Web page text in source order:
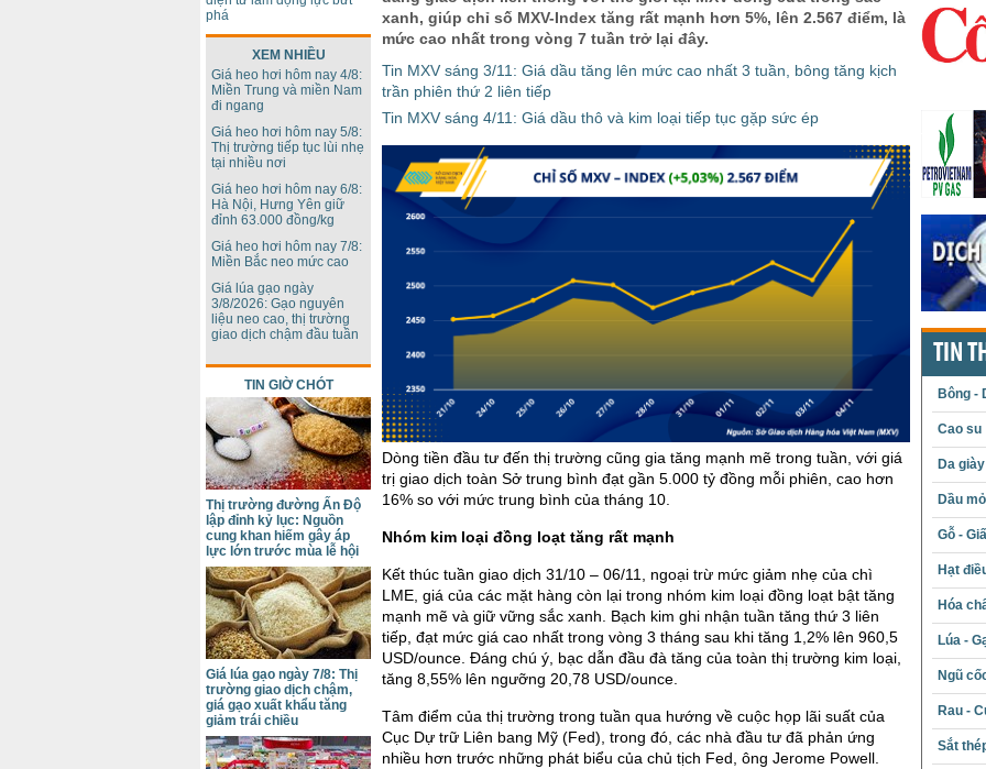
xanh, giúp chỉ số MXV-Index tăng rất mạnh hơn 5%, lên 2.567 điểm, là
mức cao nhất trong vòng 7 tuần trở lại đây.
Tin MXV sáng 3/11: Giá dầu tăng lên mức cao nhất 3 tuần, bông tăng kịch
trần phiên thứ 2 liên tiếp
Tin MXV sáng 4/11: Giá dầu thô và kim loại tiếp tục gặp sức ép
Dòng tiền đầu tư đến thị trường cũng gia tăng mạnh mẽ trong tuần, với giá
trị giao dịch toàn Sở trung bình đạt gần 5.000 tỷ đồng mỗi phiên, cao hơn
16% so với mức trung bình của tháng 10.
Nhóm kim loại đồng loạt tăng rất mạnh
Kết thúc tuần giao dịch 31/10 – 06/11, ngoại trừ mức giảm nhẹ của chì
LME, giá của các mặt hàng còn lại trong nhóm kim loại đồng loạt bật tăng
mạnh mẽ và giữ vững sắc xanh. Bạch kim ghi nhận tuần tăng thứ 3 liên
tiếp, đạt mức giá cao nhất trong vòng 3 tháng sau khi tăng 1,2% lên 960,5
USD/ounce. Đáng chú ý, bạc dẫn đầu đà tăng của toàn thị trường kim loại,
tăng 8,55% lên ngưỡng 20,78 USD/ounce.
Tâm điểm của thị trường trong tuần qua hướng về cuộc họp lãi suất của
Cục Dự trữ Liên bang Mỹ (Fed), trong đó, các nhà đầu tư đã phản ứng
nhiều hơn trước những phát biểu của chủ tịch Fed, ông Jerome Powell.
phá
XEM NHIỀU
Giá heo hơi hôm nay 4/8:
Miền Trung và miền Nam
đi ngang
Giá heo hơi hôm nay 5/8:
Thị trường tiếp tục lùi nhẹ
tại nhiều nơi
Giá heo hơi hôm nay 6/8:
Hà Nội, Hưng Yên giữ
đỉnh 63.000 đồng/kg
Giá heo hơi hôm nay 7/8:
Miền Bắc neo mức cao
Giá lúa gạo ngày
3/8/2026: Gạo nguyên
liệu neo cao, thị trường
giao dịch chậm đầu tuần
TIN GIỜ CHÓT
Thị trường đường Ấn Độ
lập đỉnh kỷ lục: Nguồn
cung khan hiếm gây áp
lực lớn trước mùa lễ hội
Giá lúa gạo ngày 7/8: Thị
trường giao dịch chậm,
giá gạo xuất khẩu tăng
giảm trái chiều
TIN
Bông -
Cao su
Da giày
Dầu
Gỗ -
Hạt
Hóa
Lúa -
Ngũ
Rau -
Sắt